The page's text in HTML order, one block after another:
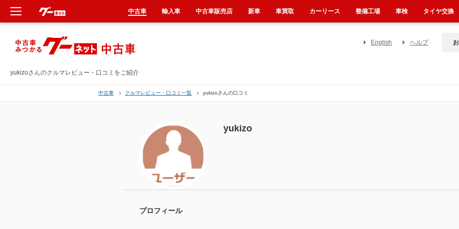
yukizoさんのクルマレビュー・口コミをご紹介
English ヘルプ
中古車 クルマレビュー・口コミ一覧 yukizoさんの口コミ
yukizo
プロフィール
中古車 輸入車 中古車販売店 新車 車買取 カーリース 整備工場 車検 タイヤ交換
新車
中古車